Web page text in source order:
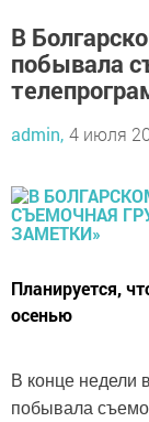
В
побывала
admin, 4 июля
Планируется,
осенью
В конце недели
побывала